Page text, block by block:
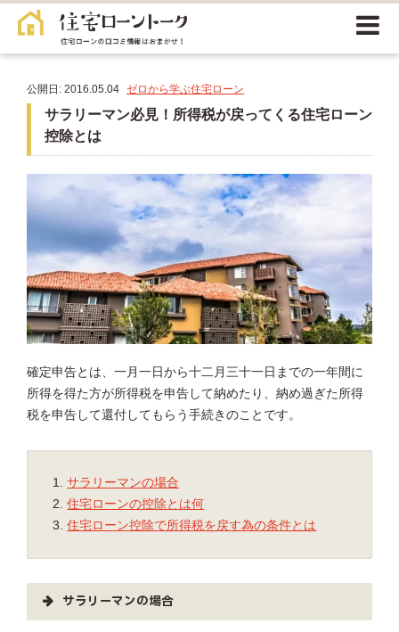
公開日: 2016.05.04 ゼロから学ぶ住宅ローン
サラリーマン必見！所得税が戻ってくる住宅ローン
控除とは
確定申告とは、一月一日から十二月三十一日までの一年間に
所得を得た方が所得税を申告して納めたり、納め過ぎた所得
税を申告して還付してもらう手続きのことです。
サラリーマンの場合
住宅ローンの控除とは何
住宅ローン控除で所得税を戻す為の条件とは
サラリーマンの場合